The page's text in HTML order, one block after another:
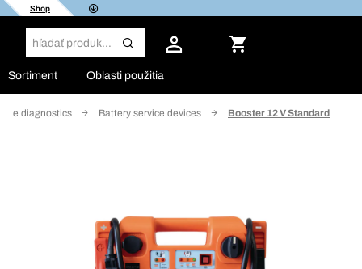
Shop
Sortiment Oblasti použitia
diagnostics Battery service devices Booster 12 V Standard